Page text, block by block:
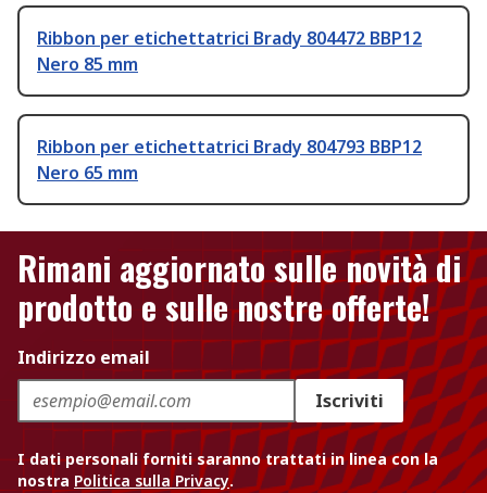
Ribbon per etichettatrici Brady 804472 BBP12
Nero 85 mm
Ribbon per etichettatrici Brady 804793 BBP12
Nero 65 mm
Rimani aggiornato sulle novità di
prodotto e sulle nostre offerte!
Indirizzo email
Iscriviti
I dati personali forniti saranno trattati in linea con la
nostra Politica sulla Privacy.